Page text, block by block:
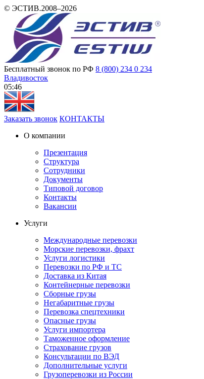
© ЭСТИВ.2008–2026
Бесплатный звонок по РФ 8 (800) 234 0 234
Владивосток
05 46
Заказать звонок КОНТАКТЫ
О компании
Презентация
Структура
Сотрудники
Документы
Типовой договор
Контакты
Вакансии
Услуги
Международные перевозки
Морские перевозки, фрахт
Услуги логистики
Перевозки по РФ и ТС
Доставка из Китая
Контейнерные перевозки
Сборные грузы
Негабаритные грузы
Перевозка спецтехники
Опасные грузы
Услуги импортера
Таможенное оформление
Страхование грузов
Консультации по ВЭД
Дополнительные услуги
Грузоперевозки из России